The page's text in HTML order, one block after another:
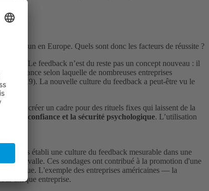
un à un en Europe. Quels sont donc les facteurs de réussite ?
Le feedback n’est du reste pas un concept nouveau : il
tendance selon laquelle de nombreuses entreprises
2019). La nouvelle culture du feedback a peut-être vu le
créer un cadre pour des rituels fixes qui laissent de la
la confiance et la sécurité psychologique. L’utilisation
avons établi une culture du feedback mesurable dans une
d'intervalle. Ces sondages ont contribué à la promotion d'une
critique. L'exemple des entreprises américaines — la
chaque entreprise.